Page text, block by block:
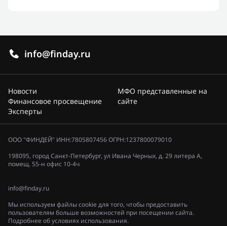
info@finday.ru
Новости
Финансовое просвещение
Эксперты
МФО представленные на
сайте
ООО "ФИНДЕЙ" ИНН:7805807456 ОГРН:1237800079010
198095, город Санкт-Петербург, ул Ивана Черных, д. 29 литера А,
помещ. 55-н офис 10-4ч
info@finday.ru
Мы используем файлы cookie для того, чтобы предоставить
пользователям больше возможностей при посещении сайта.
Подробнее об условиях использования.